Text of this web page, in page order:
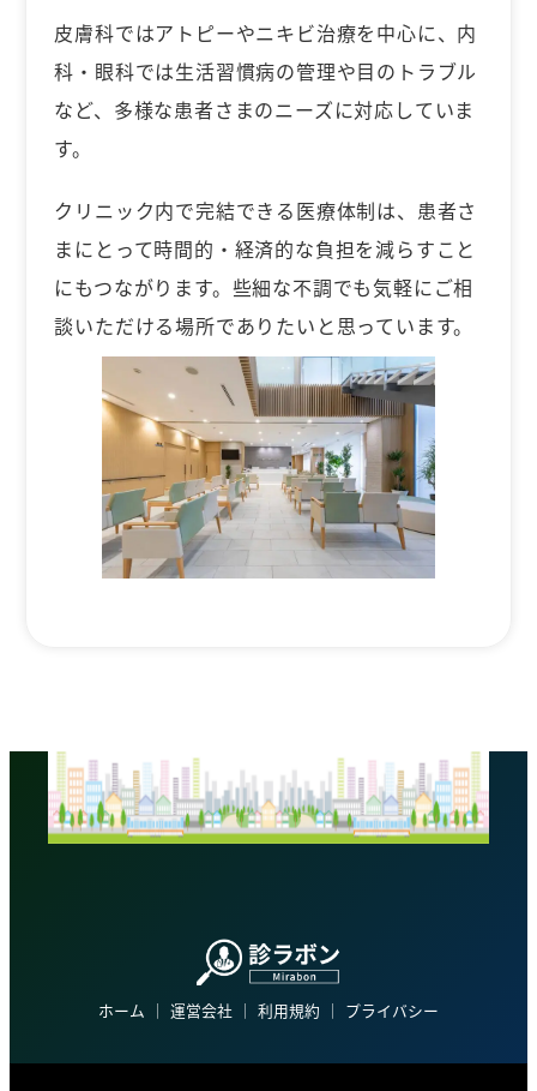
皮膚科ではアトピーやニキビ治療を中心に、内
科・眼科では生活習慣病の管理や目のトラブル
など、多様な患者さまのニーズに対応していま
す。
クリニック内で完結できる医療体制は、患者さ
まにとって時間的・経済的な負担を減らすこと
にもつながります。些細な不調でも気軽にご相
談いただける場所でありたいと思っています。
ホーム │ 運営会社 │ 利用規約 │ プライバシー